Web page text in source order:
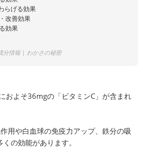
らげる効果
改善効果
効果
分情報 | わかさの秘密
およそ36mgの「ビタミンC」が含まれ
用や白血球の免疫力アップ、鉄分の吸
の効能があります。